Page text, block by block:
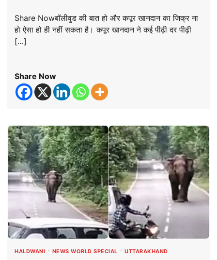
Share Nowबॉलीवुड की बात हो और कपूर खानदान का जिक्र ना
हो ऐसा हो ही नहीं सकता है। कपूर खानदान ने कई पीढ़ी दर पीढ़ी
[…]
Share Now
HALDWANI NEWS WORLD SPECIAL UTTARAKHAND